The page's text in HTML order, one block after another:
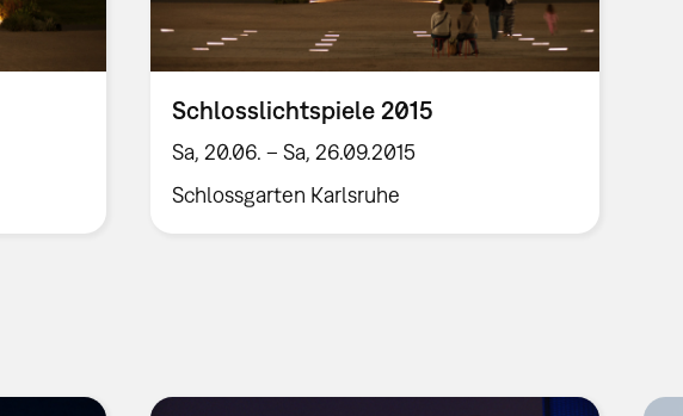
Schlosslichtspiele 2015
Sa, 20.06. – Sa, 26.09.2015
Schlossgarten Karlsruhe